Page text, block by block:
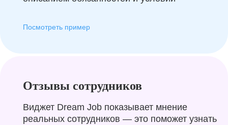
Посмотреть пример
Отзывы сотрудников
Виджет Dream Job показывает мнение
реальных сотрудников — это поможет узнать